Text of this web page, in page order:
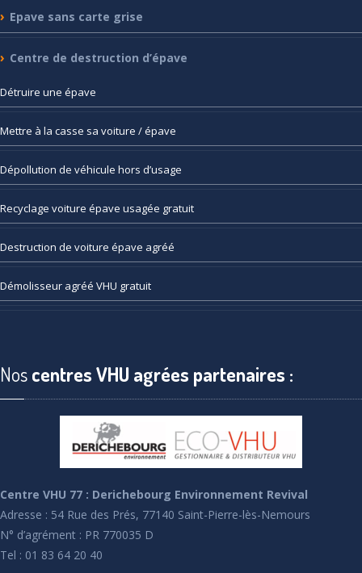
Epave sans carte grise
Centre de destruction d’épave
Détruire une épave
Mettre à la casse sa voiture / épave
Dépollution de véhicule hors d’usage
Recyclage voiture épave usagée gratuit
Destruction de voiture épave agréé
Démolisseur agréé VHU gratuit
Noscentres VHU agrées partenaires :
Centre VHU 77 : Derichebourg Environnement Revival
Adresse : 54 Rue des Prés, 77140 Saint-Pierre-lès-Nemours
N° d’agrément : PR 770035 D
Tel : 01 83 64 20 40